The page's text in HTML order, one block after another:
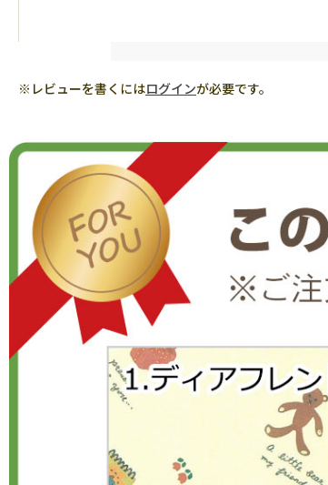
※レビューを書くにはログインが必要です。